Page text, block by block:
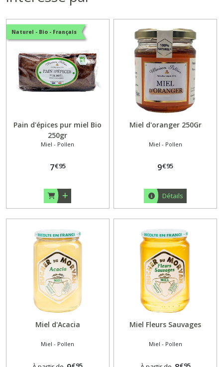
Naturel - Bio - Français
Pain d'épices pur miel Bio
250gr
Miel - Pollen
7€95
Miel d'oranger 250Gr
Miel - Pollen
9€95
Détails
Miel d'Acacia
Miel - Pollen
Miel Fleurs Sauvages
Miel - Pollen